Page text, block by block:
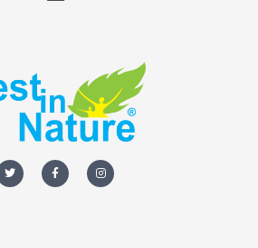
w
i
t
a
c
e
n
s
t